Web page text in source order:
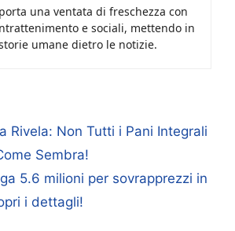
una ventata di freschezza con
e sociali, mettendo in
umane dietro le notizie.
Rivela: Non Tutti i Pani Integrali
Sembra!
5.6 milioni per sovrapprezzi in
i dettagli!